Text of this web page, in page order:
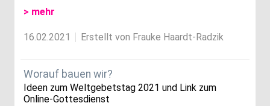
> mehr
16.02.2021 Erstellt von Frauke Haardt-Radzik
Worauf bauen wir?
Ideen zum Weltgebetstag 2021 und Link zum
Online-Gottesdienst